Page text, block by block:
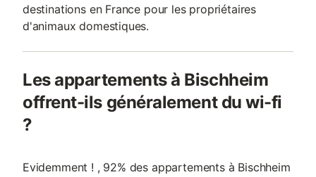
destinations en France pour les propriétaires
d'animaux domestiques.
Les appartements à Bischheim
offrent-ils généralement du wi-fi
?
Evidemment ! , 92% des appartements à Bischheim